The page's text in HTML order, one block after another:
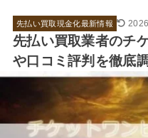
先払い買取現金化最新情報
先払い買取業者のチ
や口コミ評判を徹底